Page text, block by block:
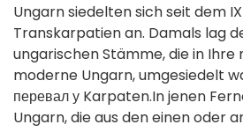
Ungarn siedelten sich seit dem
Transkarpatien an. Damals lag
ungarischen Stämme, die in Ihre
moderne Ungarn, umgesiedelt
перевал у Karpaten.In jenen
Ungarn, die aus den einen oder